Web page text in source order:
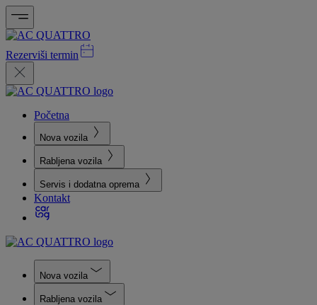
Rezerviši termin
Početna
Nova vozila
Rabljena vozila
Servis i dodatna oprema
Kontakt
Nova vozila
Rabljena vozila